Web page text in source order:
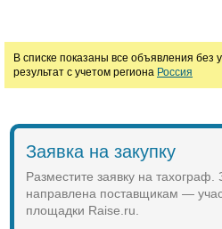
В списке показаны все объявления без
результат с учетом региона Россия
Заявка на закупку
Разместите заявку на тахограф.
направлена поставщикам —
площадки Raise.ru.